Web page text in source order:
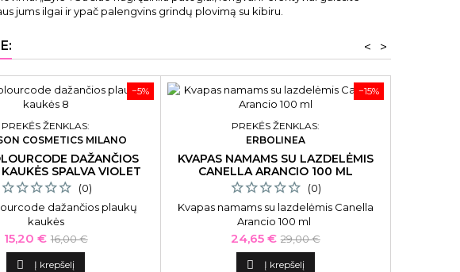
jums ilgai ir ypač palengvins grindų plovimą su kibiru.
>
<
−5%
PREKĖS ŽENKLAS:
COSMETICS MILANO
DAŽANČIOS
SPALVA VIOLET
(0)
dažančios plaukų
kaukės
Kaina
15,20 € Bazinė
kaina
16,00 €
 Į krepšelį
−15%
PREKĖS ŽENKLAS:
ERBOLINEA
KVAPAS NAMAMS SU LAZDELĖMIS
CANELLA ARANCIO 100 ML
(0)
Kvapas namams su lazdelėmis Canella
Arancio 100 ml
Kaina
24,65 € Bazinė
kaina
29,00 €
 Į krepšelį